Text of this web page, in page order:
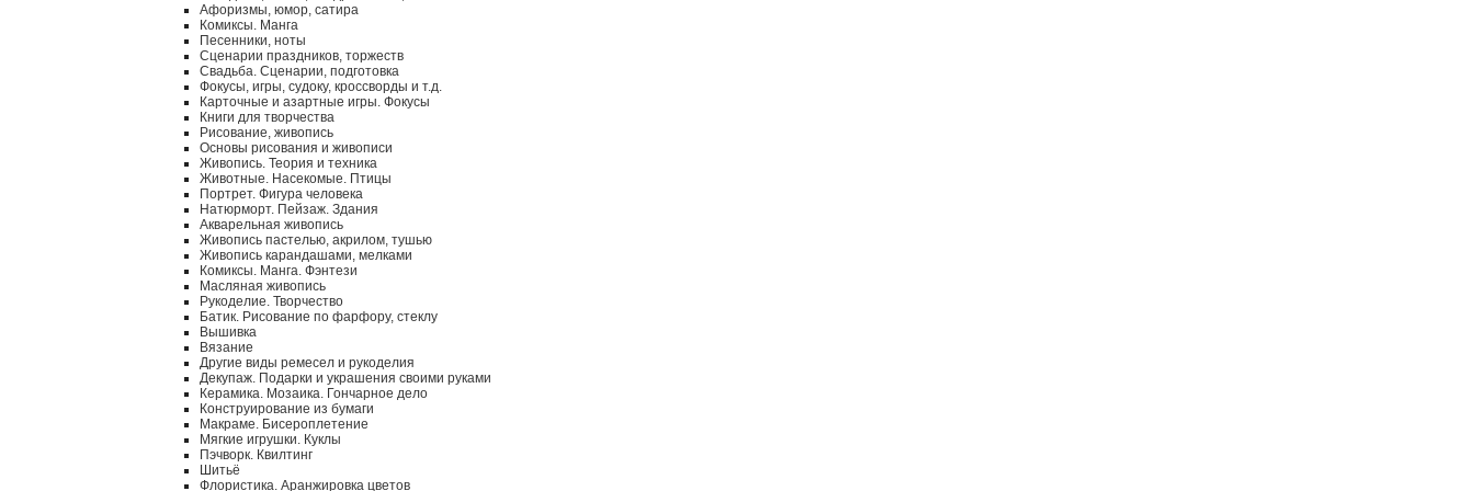
Афоризмы, юмор, сатира
Комиксы. Манга
Песенники, ноты
Сценарии праздников, торжеств
Свадьба. Сценарии, подготовка
Фокусы, игры, судоку, кроссворды и т.д.
Карточные и азартные игры. Фокусы
Книги для творчества
Рисование, живопись
Основы рисования и живописи
Живопись. Теория и техника
Животные. Насекомые. Птицы
Портрет. Фигура человека
Натюрморт. Пейзаж. Здания
Акварельная живопись
Живопись пастелью, акрилом, тушью
Живопись карандашами, мелками
Комиксы. Манга. Фэнтези
Масляная живопись
Рукоделие. Творчество
Батик. Рисование по фарфору, стеклу
Вышивка
Вязание
Другие виды ремесел и рукоделия
Декупаж. Подарки и украшения своими руками
Керамика. Мозаика. Гончарное дело
Конструирование из бумаги
Макраме. Бисероплетение
Мягкие игрушки. Куклы
Пэчворк. Квилтинг
Шитьё
Флористика. Аранжировка цветов